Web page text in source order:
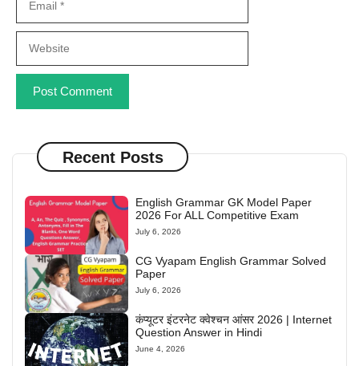
Recent Posts
English Grammar GK Model Paper
2026 For ALL Competitive Exam
July 6, 2026
CG Vyapam English Grammar Solved
Paper
July 6, 2026
कंप्यूटर इंटरनेट क्वेश्चन आंसर 2026 | Internet
Question Answer in Hindi
June 4, 2026